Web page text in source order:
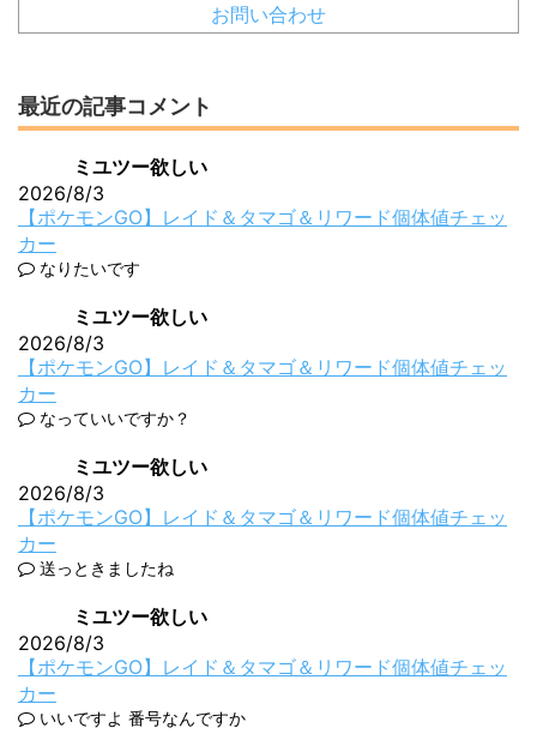
お問い合わせ
最近の記事コメント
ミユツー欲しい
2026/8/3
【ポケモンGO】レイド＆タマゴ＆リワード個体値チェッ
カー
なりたいです
ミユツー欲しい
2026/8/3
【ポケモンGO】レイド＆タマゴ＆リワード個体値チェッ
カー
なっていいですか？
ミユツー欲しい
2026/8/3
【ポケモンGO】レイド＆タマゴ＆リワード個体値チェッ
カー
送っときましたね
ミユツー欲しい
2026/8/3
【ポケモンGO】レイド＆タマゴ＆リワード個体値チェッ
カー
いいですよ 番号なんですか